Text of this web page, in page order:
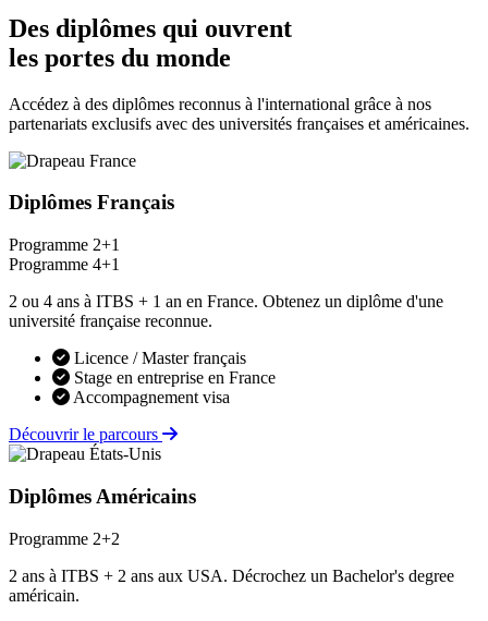
Des diplômes qui ouvrent
les portes du monde
Accédez à des diplômes reconnus à l'international grâce à nos
partenariats exclusifs avec des universités françaises et américaines.
Diplômes Français
Programme 2+1
Programme 4+1
2 ou 4 ans à ITBS + 1 an en France. Obtenez un diplôme d'une
université française reconnue.
Licence / Master français
Stage en entreprise en France
Accompagnement visa
Découvrir le parcours
Diplômes Américains
Programme 2+2
2 ans à ITBS + 2 ans aux USA. Décrochez un Bachelor's degree
américain.